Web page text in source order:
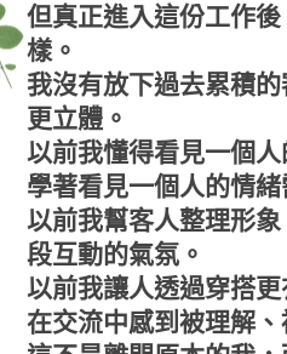
但真正進入這份工作
樣。
我沒有放下過去累積
更立體。
以前我懂得看見一個
學著看見一個人的情緒
以前我幫客人整理形
段互動的氣氛。
以前我讓人透過穿搭
在交流中感到被理解、